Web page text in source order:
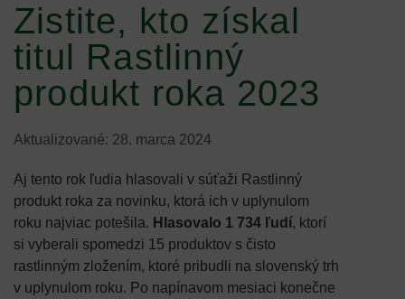
Zistite, kto získal
titul Rastlinný
produkt roka 2023
Aktualizované: 28. marca 2024
Aj tento rok ľudia hlasovali v súťaži Rastlinný
produkt roka za novinku, ktorá ich v uplynulom
roku najviac potešila. Hlasovalo 1 734 ľudí, ktorí
si vyberali spomedzi 15 produktov s čisto
rastlinným zložením, ktoré pribudli na slovenský trh
v uplynulom roku. Po napínavom mesiaci konečne